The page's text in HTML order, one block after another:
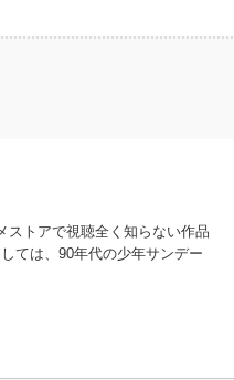
ストアで視聴全く知らない作品
ては、90年代の少年サンデー